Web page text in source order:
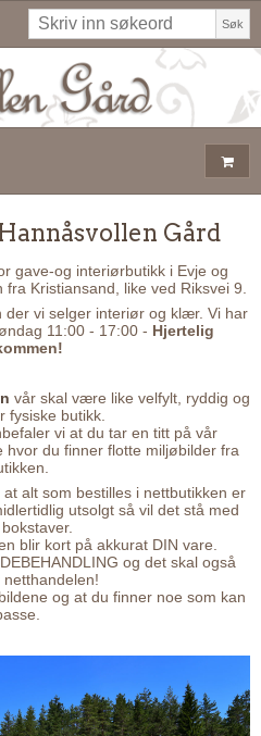
Søk
Gård
gave-og interiørbutikk i Evje og
Kristiansand, like ved Riksvei 9.
der vi selger interiør og klær. Vi har
11:00 - 17:00 - Hjertelig
vår skal være like velfylt, ryddig og
fysiske butikk.
vi at du tar en titt på vår
hvor du finner flotte miljøbilder fra
alt som bestilles i nettbutikken er
utsolgt så vil det stå med
blir kort på akkurat DIN vare.
og det skal også
og at du finner noe som kan